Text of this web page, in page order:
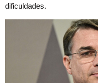
dificuldades.